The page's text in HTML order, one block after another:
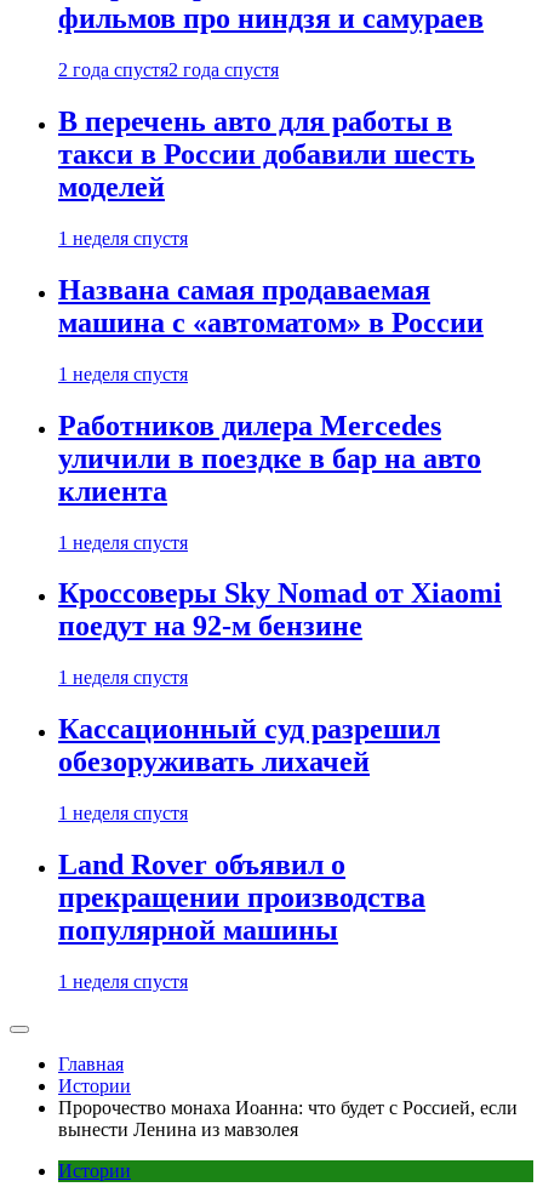
фильмов про ниндзя и самураев
2 года спустя2 года спустя
В перечень авто для работы в
такси в России добавили шесть
моделей
1 неделя спустя
Названа самая продаваемая
машина с «автоматом» в России
1 неделя спустя
Работников дилера Mercedes
уличили в поездке в бар на авто
клиента
1 неделя спустя
Кроссоверы Sky Nomad от Xiaomi
поедут на 92-м бензине
1 неделя спустя
Кассационный суд разрешил
обезоруживать лихачей
1 неделя спустя
Land Rover объявил о
прекращении производства
популярной машины
1 неделя спустя
Главная
Истории
Пророчество монаха Иоанна: что будет с Россией, если
вынести Ленина из мавзолея
Истории